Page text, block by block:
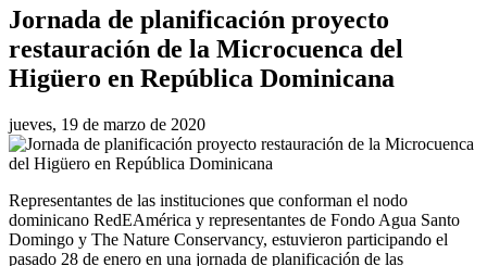
Jornada de planificación proyecto
restauración de la Microcuenca del
Higüero en República Dominicana
jueves, 19 de marzo de 2020
Representantes de las instituciones que conforman el nodo
dominicano RedEAmérica y representantes de Fondo Agua Santo
Domingo y The Nature Conservancy, estuvieron participando el
pasado 28 de enero en una jornada de planificación de las